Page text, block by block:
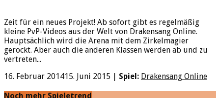
Zeit für ein neues Projekt! Ab sofort gibt es regelmäßig
kleine PvP-Videos aus der Welt von Drakensang Online.
Hauptsächlich wird die Arena mit dem Zirkelmagier
gerockt. Aber auch die anderen Klassen werden ab und zu
vertreten...
16. Februar 201415. Juni 2015 | Spiel: Drakensang Online
Noch mehr Spieletrend